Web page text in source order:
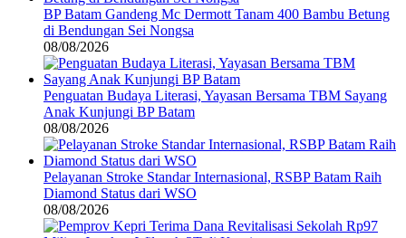
BP Batam Gandeng Mc Dermott Tanam 400 Bambu Betung
di Bendungan Sei Nongsa
08/08/2026
Penguatan Budaya Literasi, Yayasan Bersama TBM Sayang
Anak Kunjungi BP Batam
08/08/2026
Pelayanan Stroke Standar Internasional, RSBP Batam Raih
Diamond Status dari WSO
08/08/2026